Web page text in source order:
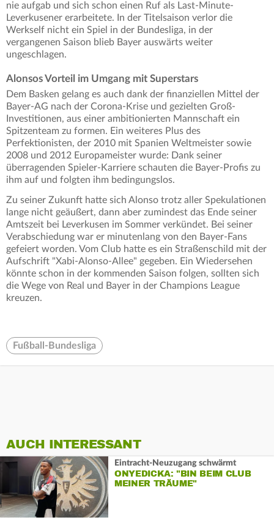
nie aufgab und sich schon einen Ruf als Last-Minute-
Leverkusener erarbeitete. In der Titelsaison verlor die
Werkself nicht ein Spiel in der Bundesliga, in der
vergangenen Saison blieb Bayer auswärts weiter
ungeschlagen.
Alonsos Vorteil im Umgang mit Superstars
Dem Basken gelang es auch dank der finanziellen Mittel der
Bayer-AG nach der Corona-Krise und gezielten Groß-
Investitionen, aus einer ambitionierten Mannschaft ein
Spitzenteam zu formen. Ein weiteres Plus des
Perfektionisten, der 2010 mit Spanien Weltmeister sowie
2008 und 2012 Europameister wurde: Dank seiner
überragenden Spieler-Karriere schauten die Bayer-Profis zu
ihm auf und folgten ihm bedingungslos.
Zu seiner Zukunft hatte sich Alonso trotz aller Spekulationen
lange nicht geäußert, dann aber zumindest das Ende seiner
Amtszeit bei Leverkusen im Sommer verkündet. Bei seiner
Verabschiedung war er minutenlang von den Bayer-Fans
gefeiert worden. Vom Club hatte es ein Straßenschild mit der
Aufschrift "Xabi-Alonso-Allee" gegeben. Ein Wiedersehen
könnte schon in der kommenden Saison folgen, sollten sich
die Wege von Real und Bayer in der Champions League
kreuzen.
Fußball-Bundesliga
AUCH INTERESSANT
Eintracht-Neuzugang schwärmt
ONYEDICKA: "BIN BEIM CLUB
MEINER TRÄUME"